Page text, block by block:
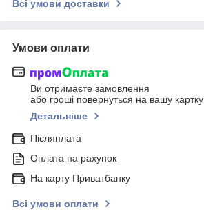
Всі умови доставки
Умови оплати
Ви отримаєте замовлення
або гроші повернуться на вашу картку
Детальніше
Післяплата
Оплата на рахунок
На карту Приватбанку
Всі умови оплати